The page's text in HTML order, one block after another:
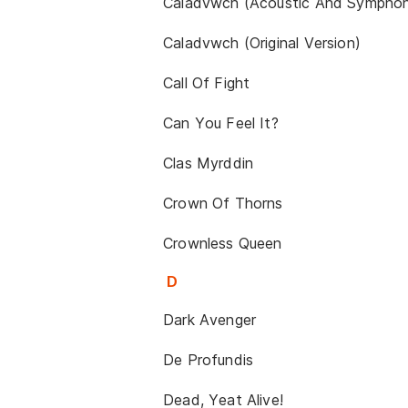
Caladvwch (Original Version)
Call Of Fight
Can You Feel It?
Clas Myrddin
Crown Of Thorns
Crownless Queen
D
Dark Avenger
De Profundis
Dead, Yeat Alive!